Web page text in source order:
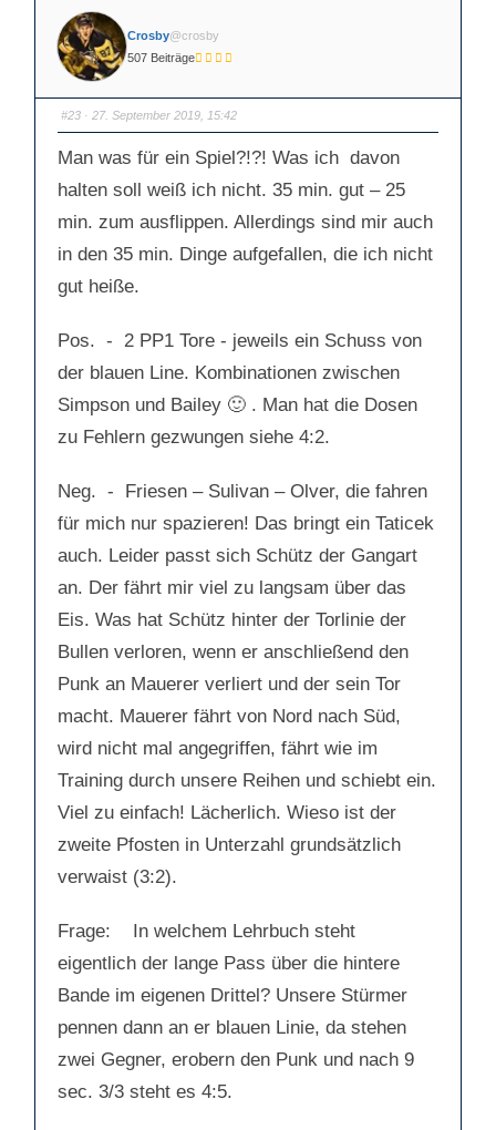
e
n
f
ü
r
D
u
m
a
h
u
t
n
.
n
f
ü
r
u
m
h
o
e
Crosby@crosby
507 Beiträge
#23 · 27. September 2019, 15:42
Man was für ein Spiel?!?! Was ich davon
halten soll weiß ich nicht. 35 min. gut – 25
min. zum ausflippen. Allerdings sind mir auch
in den 35 min. Dinge aufgefallen, die ich nicht
gut heiße.
Pos. - 2 PP1 Tore - jeweils ein Schuss von
der blauen Line. Kombinationen zwischen
Simpson und Bailey 🙂 . Man hat die Dosen
zu Fehlern gezwungen siehe 4:2.
Neg. - Friesen – Sulivan – Olver, die fahren
für mich nur spazieren! Das bringt ein Taticek
auch. Leider passt sich Schütz der Gangart
an. Der fährt mir viel zu langsam über das
Eis. Was hat Schütz hinter der Torlinie der
Bullen verloren, wenn er anschließend den
Punk an Mauerer verliert und der sein Tor
macht. Mauerer fährt von Nord nach Süd,
wird nicht mal angegriffen, fährt wie im
Training durch unsere Reihen und schiebt ein.
Viel zu einfach! Lächerlich. Wieso ist der
zweite Pfosten in Unterzahl grundsätzlich
verwaist (3:2).
Frage: In welchem Lehrbuch steht
eigentlich der lange Pass über die hintere
Bande im eigenen Drittel? Unsere Stürmer
pennen dann an er blauen Linie, da stehen
zwei Gegner, erobern den Punk und nach 9
sec. 3/3 steht es 4:5.